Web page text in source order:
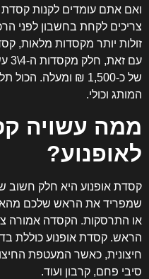
ואם אתם עומדים לקנות
זולות יותר מקסדות מלאות,
של כ-1,500 ₪ ומעלה.
המותג וכולי.
לאופנוע?
קסדת אופנוע היא חלק חשוב
שמפריד את הראש שלכם
או התרסקות. הקסדה אמורה
הראש. קסדת אופנוע כוללת
חיצונית, כאשר המעטפת
סיבי פחם, קרבון ועוד.